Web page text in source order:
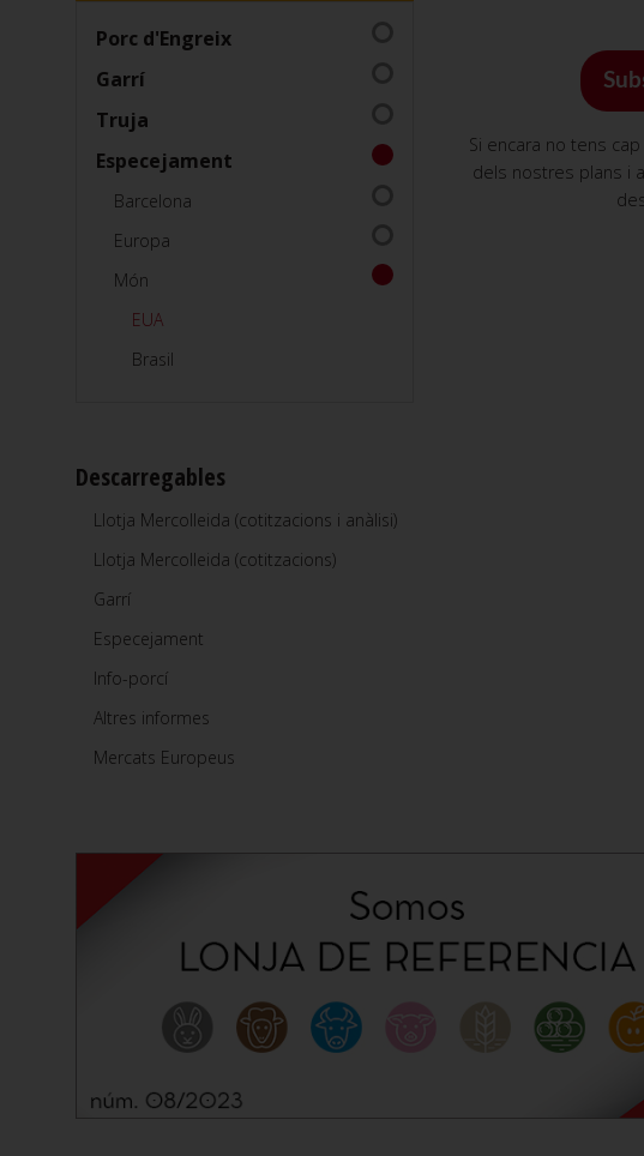
Porc d'Engreix
Garrí
Truja
Especejament
Barcelona
Europa
Món
EUA
Brasil
Descarregables
Llotja Mercolleida (cotitzacions i anàlisi)
Llotja Mercolleida (cotitzacions)
Garrí
Especejament
Info-porcí
Altres informes
Mercats Europeus
Si encara no tens
dels nostres plans i